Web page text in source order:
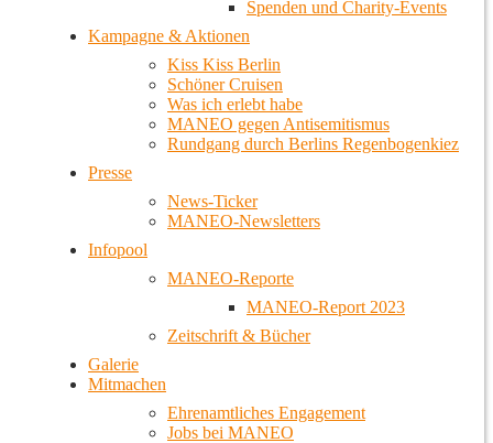
Spenden und Charity-Events
Kampagne & Aktionen
Kiss Kiss Berlin
Schöner Cruisen
Was ich erlebt habe
MANEO gegen Antisemitismus
Rundgang durch Berlins Regenbogenkiez
Presse
News-Ticker
MANEO-Newsletters
Infopool
MANEO-Reporte
MANEO-Report 2023
Zeitschrift & Bücher
Galerie
Mitmachen
Ehrenamtliches Engagement
Jobs bei MANEO